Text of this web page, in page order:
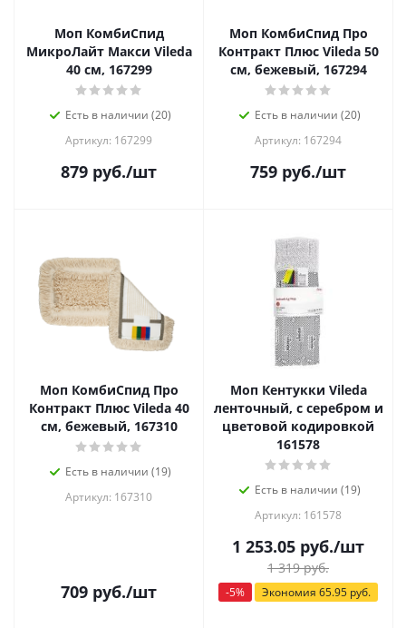
Моп КомбиСпид
МикроЛайт Макси Vileda
40 см, 167299
Есть в наличии (20)
Артикул: 167299
879 руб./шт
Моп КомбиСпид Про
Контракт Плюс Vileda 50
см, бежевый, 167294
Есть в наличии (20)
Артикул: 167294
759 руб./шт
Моп КомбиСпид Про
Контракт Плюс Vileda 40
см, бежевый, 167310
Есть в наличии (19)
Артикул: 167310
709 руб./шт
Моп Кентукки Vileda
ленточный, с серебром и
цветовой кодировкой
161578
Есть в наличии (19)
Артикул: 161578
1 253.05 руб./шт
1 319руб.
-5% Экономия 65.95 руб.